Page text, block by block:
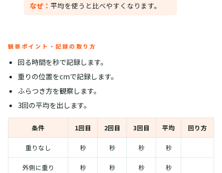
なぜ： 平均を使うと比べやすくなります。
観察ポイント・記録の取り方
回る時間を秒で記録します。
重りの位置をcmで記録します。
ふらつき方を観察します。
3回の平均を出します。
条件 1回目 2回目 3回目 平均 回り方
重りなし 秒 秒 秒 秒
外側に重り 秒 秒 秒 秒